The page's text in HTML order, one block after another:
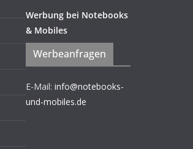
Werbung bei Notebooks
& Mobiles
Werbeanfragen
E-Mail:info@notebooks-
und-mobiles.de